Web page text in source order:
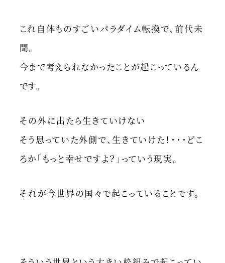
これ自体ものすごいパラダイム転換で、前代未
聞。
今まで考えられなかったことが起こっているん
です。
その外に出たら生きていけない
そう思っていた外側で、生きていけた！・・・どこ
ろか「もっと幸せですよ？」っていう現実。
それが今世界の国々で起こっていることです。